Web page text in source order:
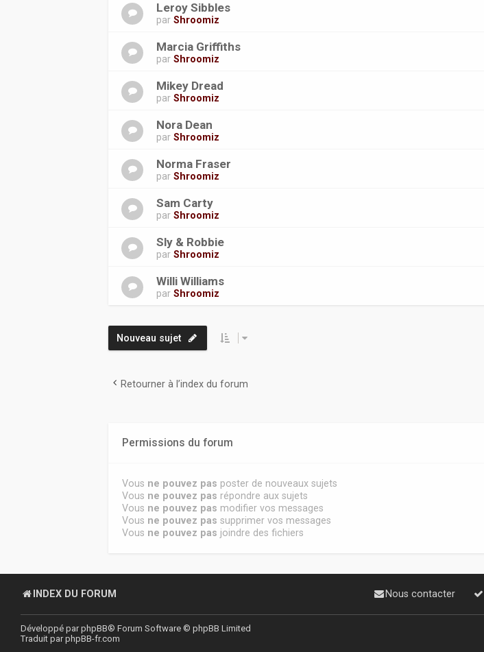
Leroy Sibbles
parShroomiz
Marcia Griffiths
parShroomiz
Mikey Dread
parShroomiz
Nora Dean
parShroomiz
Norma Fraser
parShroomiz
Sam Carty
parShroomiz
Sly & Robbie
parShroomiz
Willi Williams
parShroomiz
Nouveau sujet
Retourner à l’index du forum
Permissions du forum
Vous ne pouvez pas poster de nouveaux sujets
Vous ne pouvez pas répondre aux sujets
Vous ne pouvez pas modifier vos messages
Vous ne pouvez pas supprimer vos messages
Vous ne pouvez pas joindre des fichiers
INDEX DU FORUM Nous contacter
Développé parphpBB® Forum Software © phpBB Limited
Traduit parphpBB-fr.com